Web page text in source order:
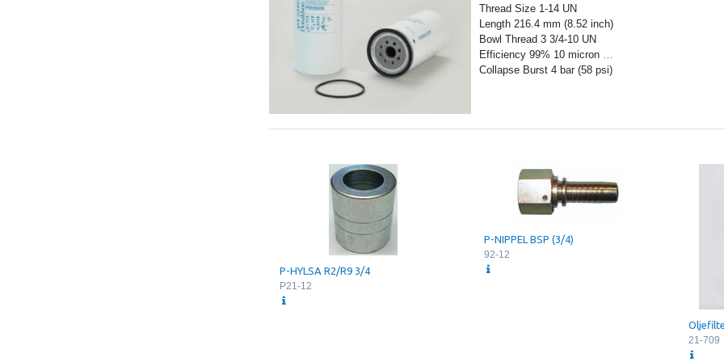
Thread Size 1-14 UN
Length 216.4 mm (8.52 inch)
Bowl Thread 3 3/4-10 UN
Efficiency 99% 10 micron
Collapse Burst 4 bar (58 psi)
P-HYLSA R2/R9 3/4
P21-12
P-NIPPEL BSP (3/4)
92-12
21-709